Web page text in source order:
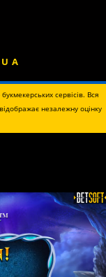
сервісів. Вся
незалежну оцінку